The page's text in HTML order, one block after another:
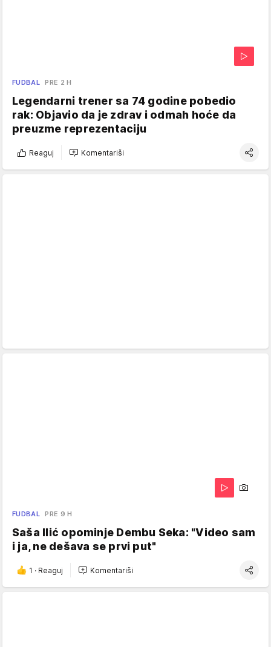
FUDBAL PRE 2 H
Legendarni trener sa 74 godine pobedio
rak: Objavio da je zdrav i odmah hoće da
preuzme reprezentaciju
Reaguj Komentariši
FUDBAL PRE 9 H
Saša Ilić opominje Dembu Seka: "Video sam
i ja, ne dešava se prvi put"
1 · Reaguj Komentariši